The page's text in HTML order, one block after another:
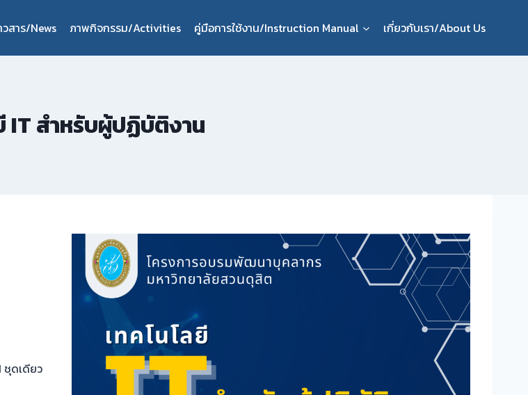
วสาร/News ภาพกิจกรรม/Activities คู่มือการใช้งาน/Instruction Manual เกี่ยวกับเรา/About Us
IT สำหรับผู้ปฏิบัติงาน
ชุดเดียว